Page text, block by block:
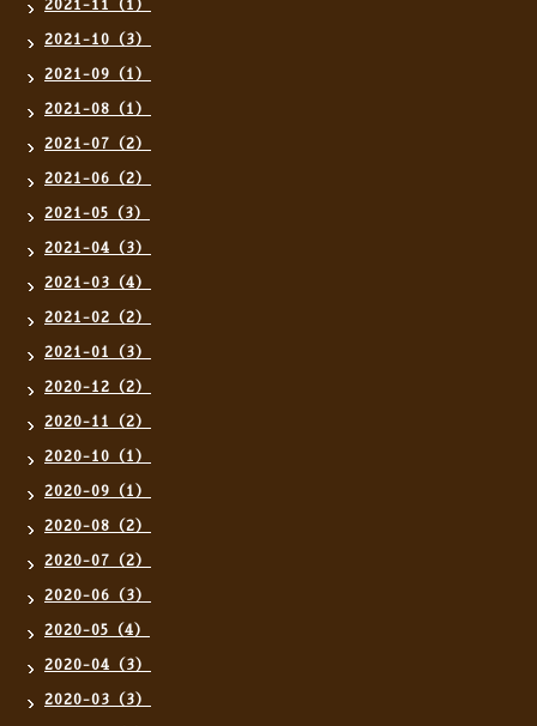
2021-11（1）
2021-10（3）
2021-09（1）
2021-08（1）
2021-07（2）
2021-06（2）
2021-05（3）
2021-04（3）
2021-03（4）
2021-02（2）
2021-01（3）
2020-12（2）
2020-11（2）
2020-10（1）
2020-09（1）
2020-08（2）
2020-07（2）
2020-06（3）
2020-05（4）
2020-04（3）
2020-03（3）